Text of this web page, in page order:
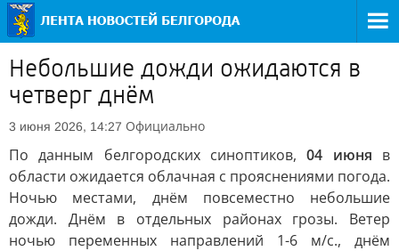
Небольшие дожди ожидаются в
четверг днём
3 июня 2026, 14:27 Официально
По данным белгородских синоптиков,04 июня в
области ожидается облачная с прояснениями погода.
Ночью местами, днём повсеместно небольшие
дожди. Днём в отдельных районах грозы. Ветер
ночью переменных направлений 1-6 м/с., днём